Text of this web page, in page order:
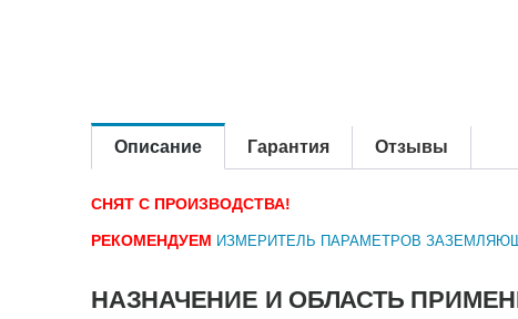
Описание Гарантия Отзывы
СНЯТ С ПРОИЗВОДСТВА!
РЕКОМЕНДУЕМ ИЗМЕРИТЕЛЬ ПАРАМЕТРОВ
НАЗНАЧЕНИЕ И ОБЛАСТЬ